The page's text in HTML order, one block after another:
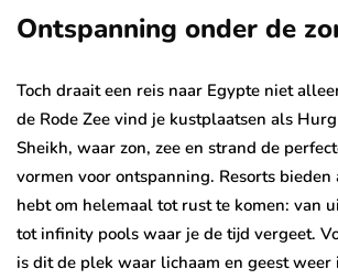
Ontspanning onder de
Toch draait een reis naar Egypte niet
de Rode Zee vind je kustplaatsen als
Sheikh, waar zon, zee en strand de
vormen voor ontspanning. Resorts
hebt om helemaal tot rust te komen: van
tot infinity pools waar je de tijd vergeet.
is dit de plek waar lichaam en geest weer